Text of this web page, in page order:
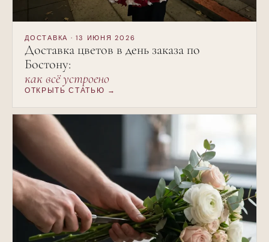
ДОСТАВКА · 13 ИЮНЯ 2026
Доставка цветов в день заказа по
Бостону:
как всё устроено
ОТКРЫТЬ СТАТЬЮ →